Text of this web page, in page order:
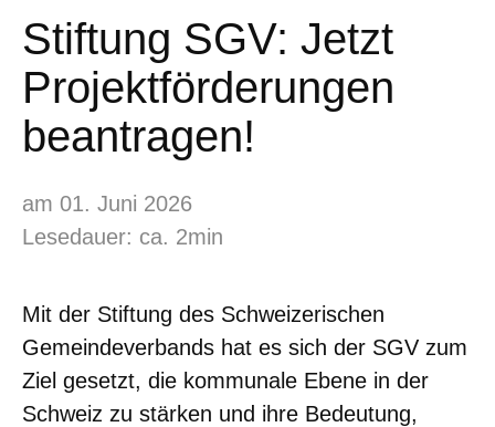
Stiftung SGV: Jetzt
Projektförderungen
beantragen!
am 01. Juni 2026
Lesedauer: ca. 2min
Mit der Stiftung des Schweizerischen
Gemeindeverbands hat es sich der SGV zum
Ziel gesetzt, die kommunale Ebene in der
Schweiz zu stärken und ihre Bedeutung,